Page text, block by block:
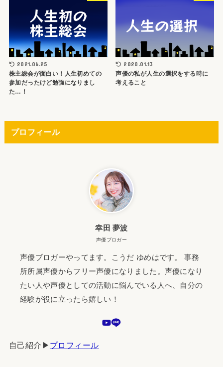
2021.06.25
株主総会が面白い！人生初めての
参加だったけど勉強になりまし
た…！
2020.01.13
声優の私が人生の選択をする時に
考えること
プロフィール
幸田 夢波
声優ブロガー
声優ブロガーやってます。こうだ ゆめはです。 事務
所所属声優からフリー声優になりました。声優になり
たい人や声優としての活動に悩んでいる人へ、自分の
経験が役に立ったら嬉しい！
自己紹介▶︎ プロフィール